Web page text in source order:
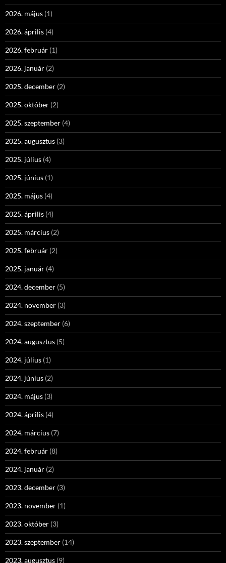
2026. május (1)
2026. április (4)
2026. február (1)
2026. január (2)
2025. december (2)
2025. október (2)
2025. szeptember (4)
2025. augusztus (3)
2025. július (4)
2025. június (1)
2025. május (4)
2025. április (4)
2025. március (2)
2025. február (2)
2025. január (4)
2024. december (5)
2024. november (3)
2024. szeptember (6)
2024. augusztus (5)
2024. július (1)
2024. június (2)
2024. május (3)
2024. április (4)
2024. március (7)
2024. február (8)
2024. január (2)
2023. december (3)
2023. november (1)
2023. október (3)
2023. szeptember (14)
2023. augusztus (9)